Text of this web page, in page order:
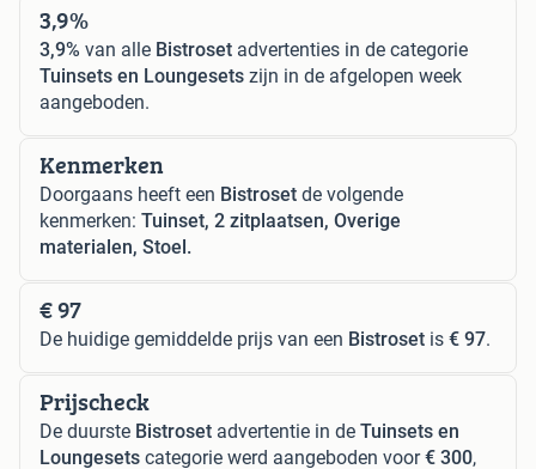
3,9%
3,9% van alle Bistroset advertenties in de categorie
Tuinsets en Loungesets zijn in de afgelopen week
aangeboden.
Kenmerken
Doorgaans heeft een Bistroset de volgende
kenmerken: Tuinset, 2 zitplaatsen, Overige
materialen, Stoel.
€ 97
De huidige gemiddelde prijs van een Bistroset is € 97.
Prijscheck
De duurste Bistroset advertentie in de Tuinsets en
Loungesets categorie werd aangeboden voor€ 300,